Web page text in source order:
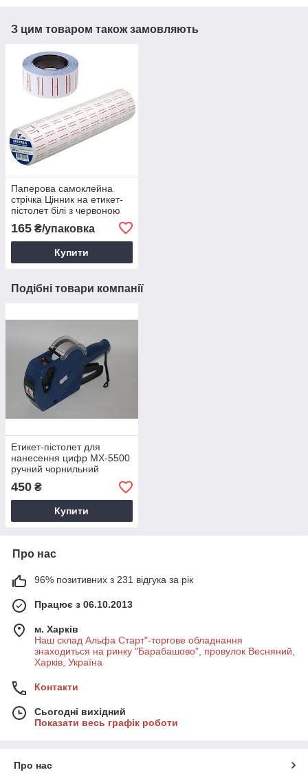
З цим товаром також замовляють
Паперова самоклейна
стрічка Цінник на етикет-
пістолет білі з червоною
165 ₴/упаковка
Купити
Подібні товари компанії
Етикет-пістолет для
нанесення цифр МХ-5500
ручний чорнильний
Маркувальник
450 ₴
Купити
Про нас
96% позитивних з 231 відгука за рік
Працює з 06.10.2013
м. Харків
Наш склад Альфа Старт"-торгове обладнання
знаходиться на ринку "Барабашово", провулок Весняний,
Харків, Україна
Контакти
Сьогодні вихідний
Показати весь графік роботи
Про нас